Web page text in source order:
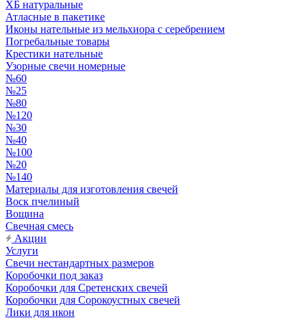
ХБ натуральные
Атласные в пакетике
Иконы нательные из мельхиора с серебрением
Погребальные товары
Крестики нательные
Узорные свечи номерные
№60
№25
№80
№120
№30
№40
№100
№20
№140
Материалы для изготовления свечей
Воск пчелиный
Вощина
Свечная смесь
Акции
Услуги
Свечи нестандартных размеров
Коробочки под заказ
Коробочки для Сретенских свечей
Коробочки для Сорокоустных свечей
Лики для икон